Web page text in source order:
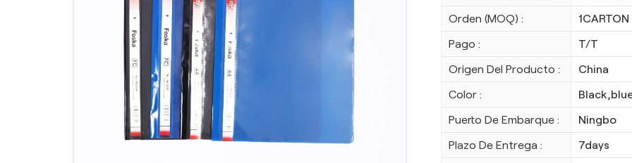
Orden (MOQ) : 1CARTON
Pago : T/T
Origen Del Producto : China
Color :
Puerto De Embarque : Ningbo
Plazo De Entrega : 7days